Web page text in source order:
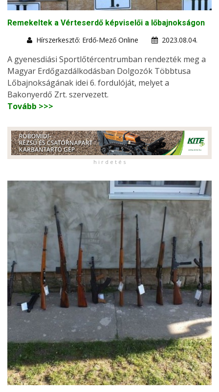
Remekeltek a Vérteserdő képviselői a lőbajnokságon
Hírszerkesztő: Erdő-Mező Online
2023.08.04.
A gyenesdiási Sportlőtércentrumban rendezték meg a
Magyar Erdőgazdálkodásban Dolgozók Többtusa
Lőbajnokságának idei 6. fordulóját, melyet a
Bakonyerdő Zrt. szervezett.
Tovább >>>
h i r d e t é s